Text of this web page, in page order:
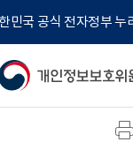
민국 공식 전자정부 누